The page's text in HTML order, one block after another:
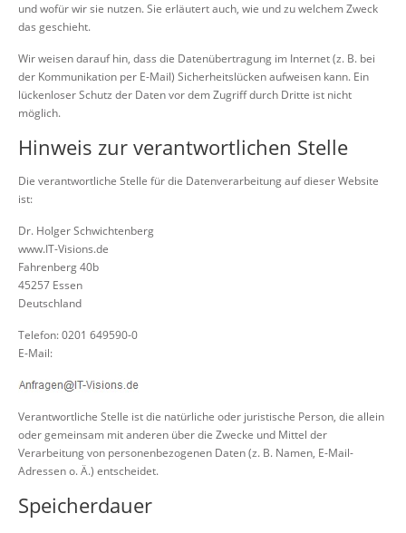
und wofür wir sie nutzen. Sie erläutert auch, wie und zu welchem Zweck
das geschieht.
Wir weisen darauf hin, dass die Datenübertragung im Internet (z. B. bei
der Kommunikation per E-Mail) Sicherheitslücken aufweisen kann. Ein
lückenloser Schutz der Daten vor dem Zugriff durch Dritte ist nicht
möglich.
Hinweis zur verantwortlichen Stelle
Die verantwortliche Stelle für die Datenverarbeitung auf dieser Website
ist:
Dr. Holger Schwichtenberg
www.IT-Visions.de
Fahrenberg 40b
45257 Essen
Deutschland
Telefon: 0201 649590-0
E-Mail:
Verantwortliche Stelle ist die natürliche oder juristische Person, die allein
oder gemeinsam mit anderen über die Zwecke und Mittel der
Verarbeitung von personenbezogenen Daten (z. B. Namen, E-Mail-
Adressen o. Ä.) entscheidet.
Speicherdauer